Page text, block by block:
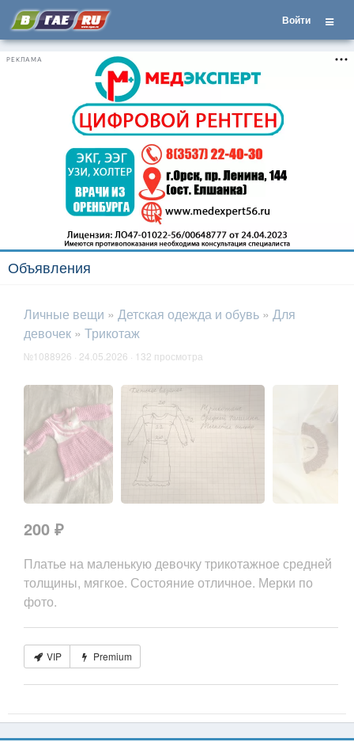
Войти
РЕКЛАМА
Объявления
Личные вещи » Детская одежда и обувь » Для
девочек » Трикотаж
№1088926 · 24.05.2026 · 132 просмотра
200 ₽
Платье на маленькую девочку трикотажное средней
толщины, мягкое. Состояние отличное. Мерки по
фото.
VIP Premium